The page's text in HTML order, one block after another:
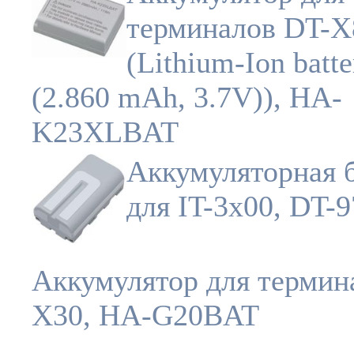
терминалов DT-
(Lithium-Ion
(2.860 mAh, 3.7V)), HA-
K23XLBAT
Аккумуляторная
для IT-3x00, DT-
Аккумулятор для
X30, HA-G20BAT